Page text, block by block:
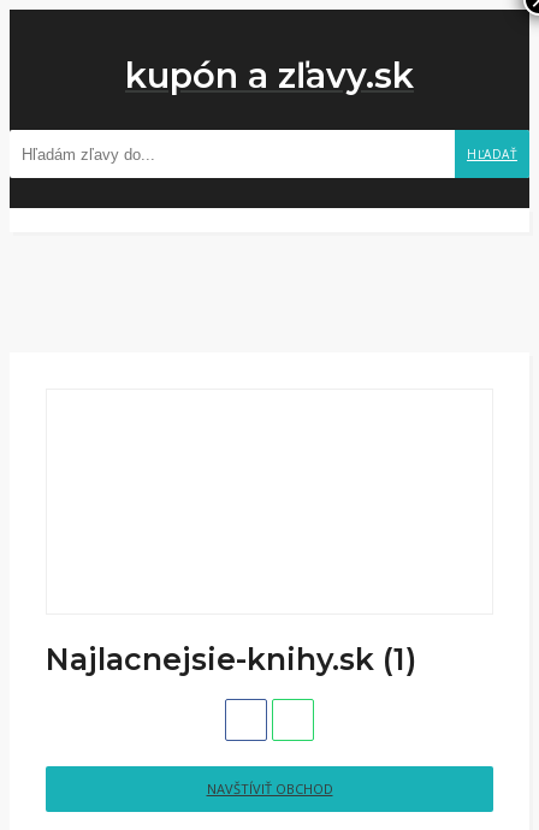
kupón a zľavy.sk
HĽADAŤ
Najlacnejsie-knihy.sk (1)
NAVŠTÍVIŤ OBCHOD